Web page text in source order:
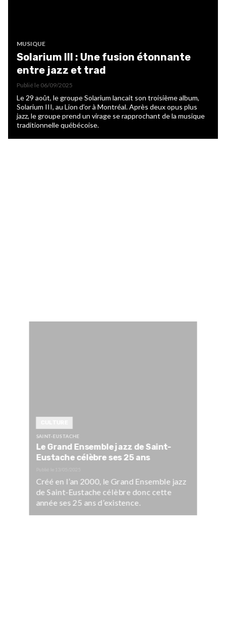
MUSIQUE
Solarium III : Une fusion étonnante
entre jazz et trad
Publié le 06/09/2025
Le 29 août, le groupe Solarium lancait son troisième album,
Solarium III, au Lion d’or à Montréal. Après deux opus plus
jazz, le groupe prend un virage se rapprochant de la musique
traditionnelle québécoise.
SAINT-EUSTACHE
Le Grand Ensemble jazz de Saint-
Eustache célèbre ses 25 ans
Créé en l’an 2000, le Grand Ensemble jazz
de Saint-Eustache célèbre donc cette
année ses 25 ans d’existence.